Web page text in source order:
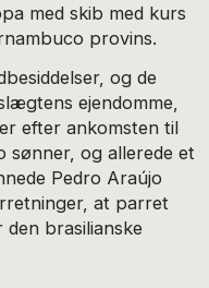
med skib med kurs
provins.
og de
ejendomme,
efter ankomsten til
sønner, og allerede et
Pedro Araújo
at parret
brasilianske